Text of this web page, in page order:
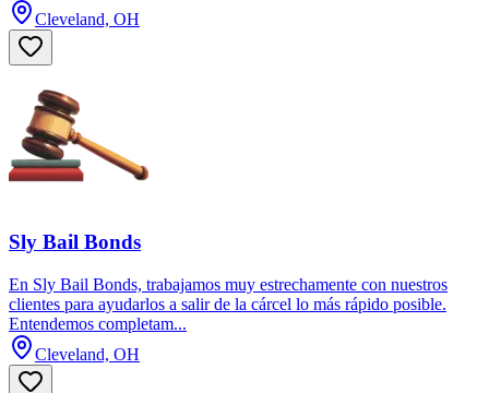
Cleveland, OH
Sly Bail Bonds
En Sly Bail Bonds, trabajamos muy estrechamente con nuestros
clientes para ayudarlos a salir de la cárcel lo más rápido posible.
Entendemos completam...
Cleveland, OH